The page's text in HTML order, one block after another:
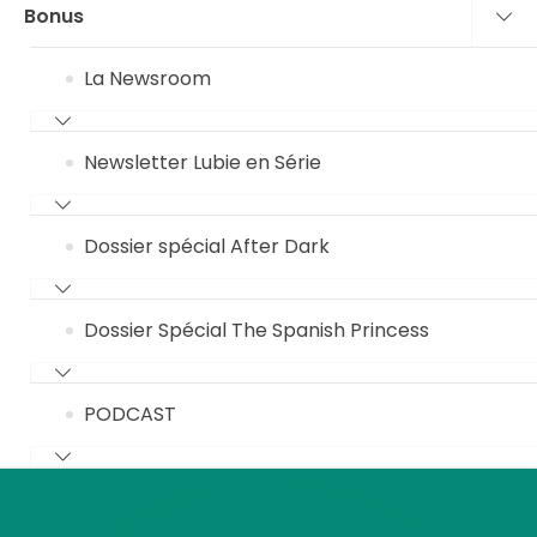
Bonus
La Newsroom
Newsletter Lubie en Série
Dossier spécial After Dark
Dossier Spécial The Spanish Princess
PODCAST